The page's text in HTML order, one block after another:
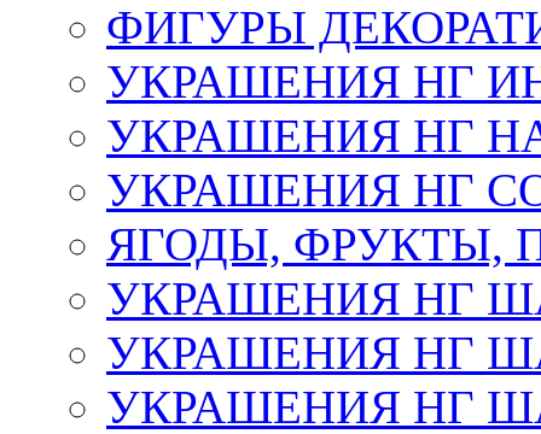
ФИГУРЫ
УКРАШЕНИЯ НГ
УКРАШЕНИЯ НГ
УКРАШЕНИЯ НГ
ЯГОДЫ, ФРУКТЫ,
УКРАШЕНИЯ НГ
УКРАШЕНИЯ НГ
УКРАШЕНИЯ НГ